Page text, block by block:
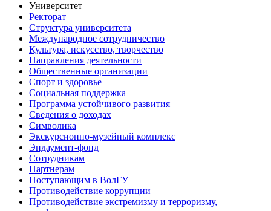
Университет
Ректорат
Структура университета
Международное сотрудничество
Культура, искусство, творчество
Направления деятельности
Общественные организации
Спорт и здоровье
Социальная поддержка
Программа устойчивого развития
Сведения о доходах
Символика
Экскурсионно-музейный комплекс
Эндаумент-фонд
Сотрудникам
Партнерам
Поступающим в ВолГУ
Противодействие коррупции
Противодействие экстремизму и терроризму,